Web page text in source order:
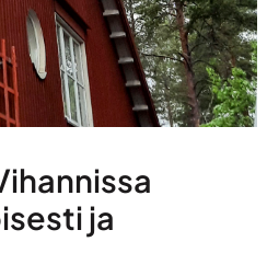
ja